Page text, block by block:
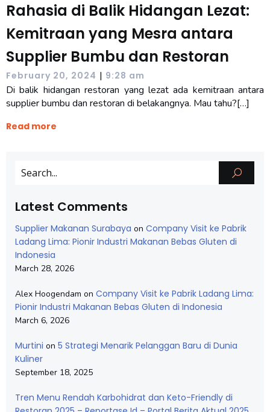
Rahasia di Balik Hidangan Lezat:
Kemitraan yang Mesra antara
Supplier Bumbu dan Restoran
February 20, 2024 | 9:28 am
Di balik hidangan restoran yang lezat ada kemitraan antara
supplier bumbu dan restoran di belakangnya. Mau tahu?[…]
Read more
Latest Comments
Supplier Makanan Surabaya on Company Visit ke Pabrik
Ladang Lima: Pionir Industri Makanan Bebas Gluten di
Indonesia
March 28, 2026
Alex Hoogendam on Company Visit ke Pabrik Ladang Lima:
Pionir Industri Makanan Bebas Gluten di Indonesia
March 6, 2026
Murtini on 5 Strategi Menarik Pelanggan Baru di Dunia
Kuliner
September 18, 2025
Tren Menu Rendah Karbohidrat dan Keto-Friendly di